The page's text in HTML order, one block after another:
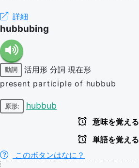
詳細
hubbubing
動詞 活用形 分詞 現在形
present participle of hubbub
原形: hubbub
意味を覚える
単語を覚える
このボタンはなに？